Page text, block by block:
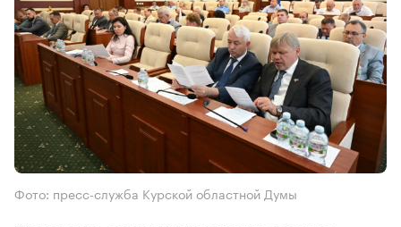
Фото: пресс-служба Курской областной Думы